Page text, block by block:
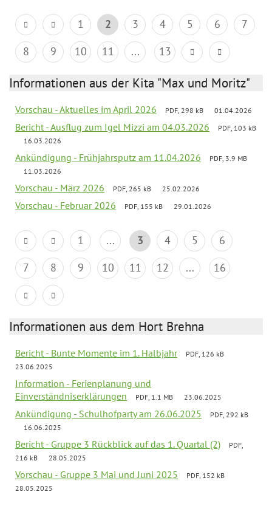
1 2 3 4 5 6
7
8
9 10 11 ... 13
Informationen aus der Kita "Max und Moritz"
Vorschau - Aktuelles im April 2026 PDF, 298 kB 01.04.2026
Bericht - Ausflug zum Igel Mizzi am 04.03.2026
PDF, 103 kB
16.03.2026
Ankündigung - Frühjahrsputz am 11.04.2026
PDF, 3.9 MB
11.03.2026
Vorschau - März 2026 PDF, 265 kB 25.02.2026
Vorschau - Februar 2026 PDF, 155 kB 29.01.2026
1 ... 3 4 5
6
7
8 9 10 11 12 ... 16
Informationen aus dem Hort Brehna
Bericht - Bunte Momente im 1. Halbjahr
PDF, 126 kB
23.06.2025
Information - Ferienplanung und
Einverständniserklärungen
PDF, 1.1 MB 23.06.2025
Ankündigung - Schulhofparty am 26.06.2025
PDF, 292 kB
16.06.2025
Bericht - Gruppe 3 Rückblick auf das 1. Quartal (2)
PDF,
216 kB
28.05.2025
Vorschau - Gruppe 3 Mai und Juni 2025
PDF, 152 kB
28.05.2025